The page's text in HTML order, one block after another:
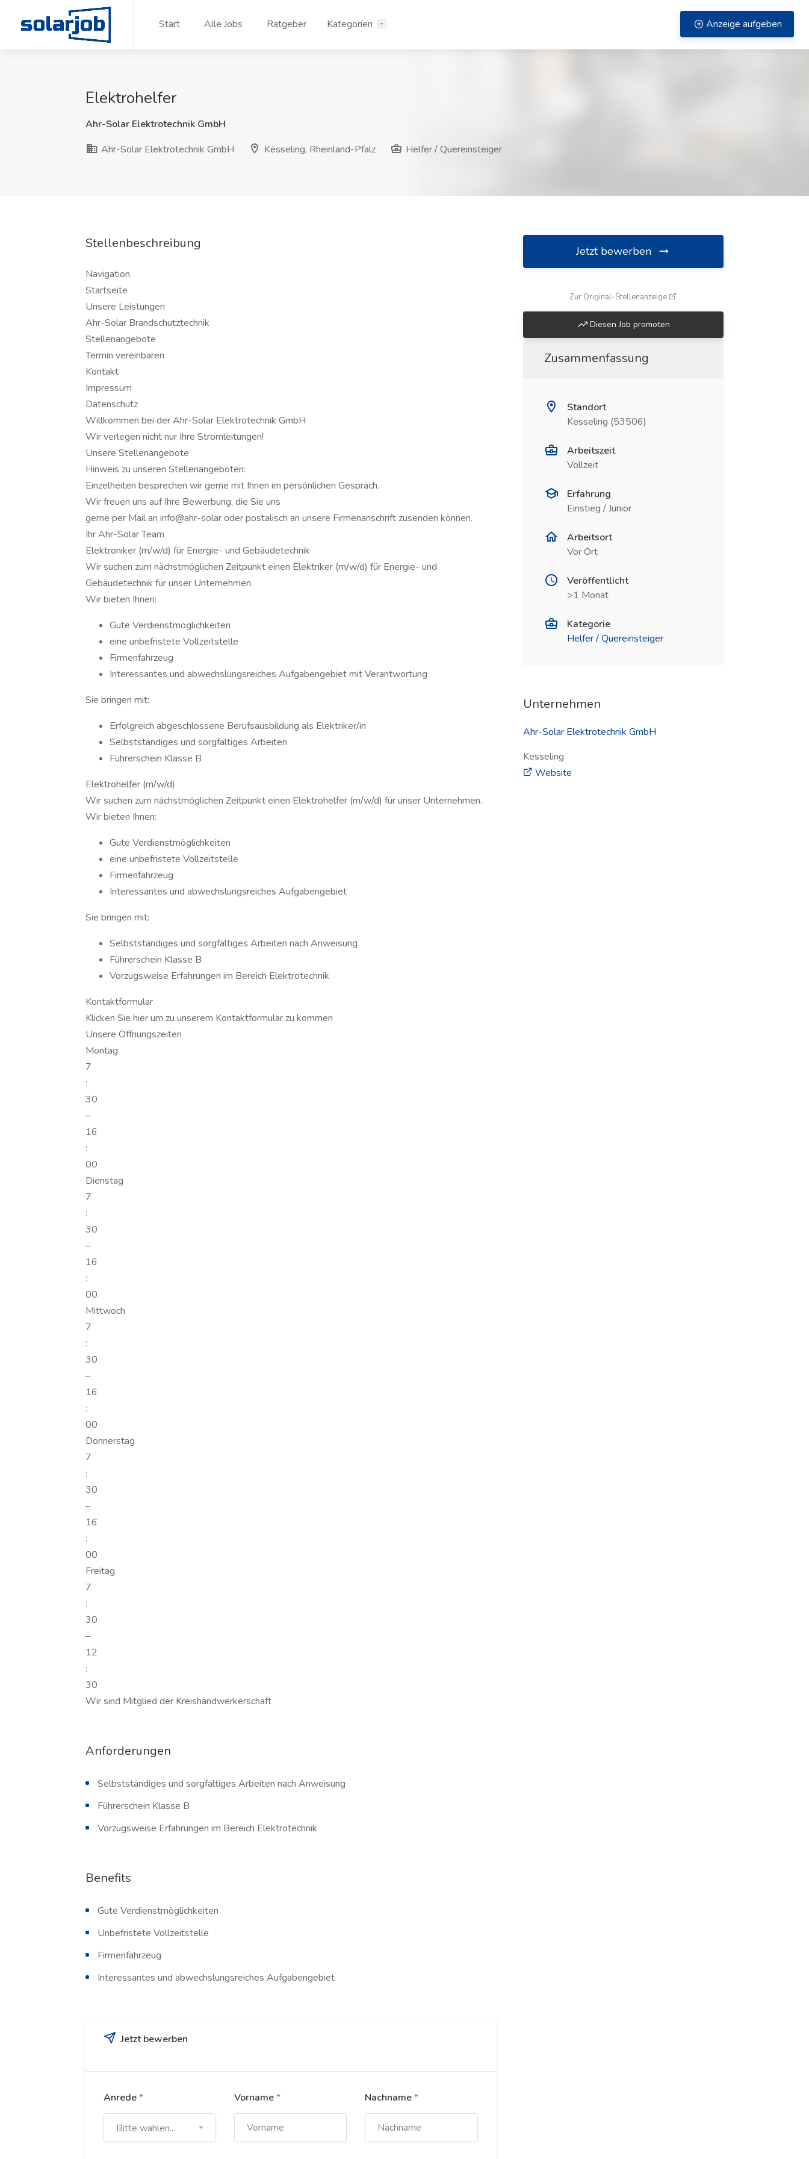
Zum Inhalt springen
Start
Alle Jobs Ratgeber Kategorien Anzeige aufgeben
Elektrohelfer
Ahr-Solar Elektrotechnik GmbH
Ahr-Solar Elektrotechnik GmbH
Kesseling, Rheinland-Pfalz Helfer / Quereinsteiger
Stellenbeschreibung
Navigation
Startseite
Unsere Leistungen
Ahr-Solar Brandschutztechnik
Stellenangebote
Termin vereinbaren
Kontakt
Impressum
Datenschutz
Willkommen bei der Ahr-Solar Elektrotechnik GmbH
Wir verlegen nicht nur Ihre Stromleitungen!
Unsere Stellenangebote
Hinweis zu unseren Stellenangeboten:
Einzelheiten besprechen wir gerne mit Ihnen im persönlichen Gespräch.
Wir freuen uns auf Ihre Bewerbung, die Sie uns
gerne per Mail an info@ahr-solar oder postalisch an unsere Firmenanschrift zusenden können.
Ihr Ahr-Solar Team
Elektroniker (m/w/d) für Energie- und Gebäudetechnik
Wir suchen zum nächstmöglichen Zeitpunkt einen Elektriker (m/w/d) für Energie- und
Gebäudetechnik für unser Unternehmen.
Wir bieten Ihnen:
Gute Verdienstmöglichkeiten
eine unbefristete Vollzeitstelle
Firmenfahrzeug
Interessantes und abwechslungsreiches Aufgabengebiet mit Verantwortung
Sie bringen mit:
Erfolgreich abgeschlossene Berufsausbildung als Elektriker/in
Selbstständiges und sorgfältiges Arbeiten
Führerschein Klasse B
Elektrohelfer (m/w/d)
Wir suchen zum nächstmöglichen Zeitpunkt einen Elektrohelfer (m/w/d) für unser Unternehmen.
Wir bieten Ihnen:
Gute Verdienstmöglichkeiten
eine unbefristete Vollzeitstelle
Firmenfahrzeug
Interessantes und abwechslungsreiches Aufgabengebiet
Sie bringen mit:
Selbstständiges und sorgfältiges Arbeiten nach Anweisung
Führerschein Klasse B
Vorzugsweise Erfahrungen im Bereich Elektrotechnik
Kontaktformular
Klicken Sie hier um zu unserem Kon­takt­for­mu­lar zu kommen
Unsere Öffnungszeiten
Montag
7
:
30
–
16
:
00
Dienstag
7
:
30
–
16
:
00
Mittwoch
7
:
30
–
16
:
00
Donnerstag
7
:
30
–
16
:
00
Freitag
7
:
30
–
12
:
30
Wir sind Mitglied der Kreishandwerkerschaft
Anforderungen
Selbstständiges und sorgfältiges Arbeiten nach Anweisung
Führerschein Klasse B
Vorzugsweise Erfahrungen im Bereich Elektrotechnik
Benefits
Gute Verdienstmöglichkeiten
Unbefristete Vollzeitstelle
Firmenfahrzeug
Interessantes und abwechslungsreiches Aufgabengebiet
Jetzt bewerben
Anrede*
Bitte wählen...
Vorname* Nachname*
Jetzt bewerben
Zur Original-Stellenanzeige
Diesen Job promoten
Zusammenfassung
Standort
Kesseling (53506)
Arbeitszeit
Vollzeit
Erfahrung
Einstieg / Junior
Arbeitsort
Vor Ort
Veröffentlicht
>1 Monat
Kategorie
Helfer / Quereinsteiger
Unternehmen
Ahr-Solar Elektrotechnik GmbH
Kesseling
Website(öffnet in neuem Fenster)